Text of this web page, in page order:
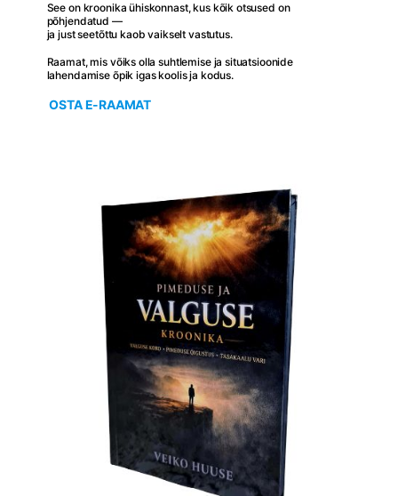
See on kroonika ühiskonnast, kus kõik otsused on
põhjendatud —
ja just seetõttu kaob vaikselt vastutus.
Raamat, mis võiks olla suhtlemise ja situatsioonide
lahendamise õpik igas koolis ja kodus.
OSTA E-RAAMAT